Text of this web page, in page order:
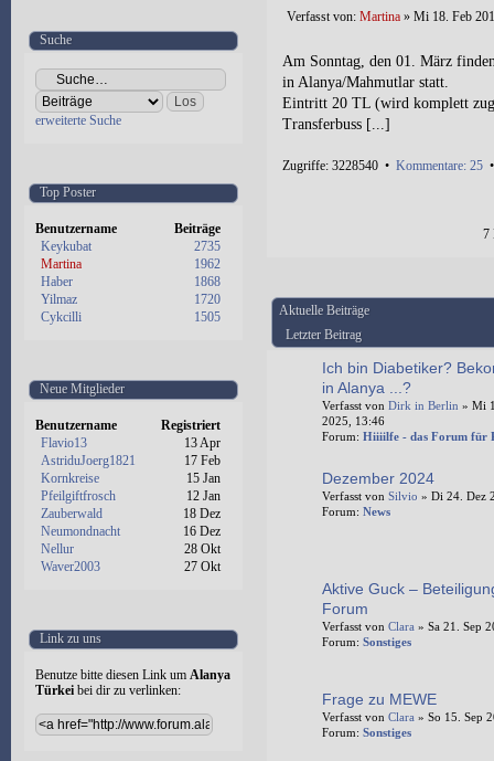
Suche
erweiterte Suche
Top Poster
Benutzername
Beiträge
Keykubat
2735
Martina
1962
Haber
1868
Yilmaz
1720
Cykcilli
1505
Neue Mitglieder
Benutzername
Registriert
Flavio13
13 Apr
AstriduJoerg1821
17 Feb
Kornkreise
15 Jan
Pfeilgiftfrosch
12 Jan
Zauberwald
18 Dez
Neumondnacht
16 Dez
Nellur
28 Okt
Waver2003
27 Okt
Link zu uns
Benutze bitte diesen Link um Alanya
Türkei bei dir zu verlinken:
Verfasst von: Martina » Mi 18. Feb
Am Sonntag, den 01. März
in Alanya/Mahmutlar statt.
Eintritt 20 TL (wird komplett
Transferbuss [...]
Zugriffe: 3228540 • Kommentare: 25
7
Aktuelle Beiträge
Letzter Beitrag
Ich bin Diabetiker?
in Alanya ...?
Verfasst von Dirk in Berlin » Mi
2025, 13:46
Forum: Hiiiilfe - das Forum für
Dezember 2024
Verfasst von Silvio » Di 24. Dez
Forum: News
Aktive Guck –
Forum
Verfasst von Clara » Sa 21. Sep
Forum: Sonstiges
Frage zu MEWE
Verfasst von Clara » So 15. Sep
Forum: Sonstiges